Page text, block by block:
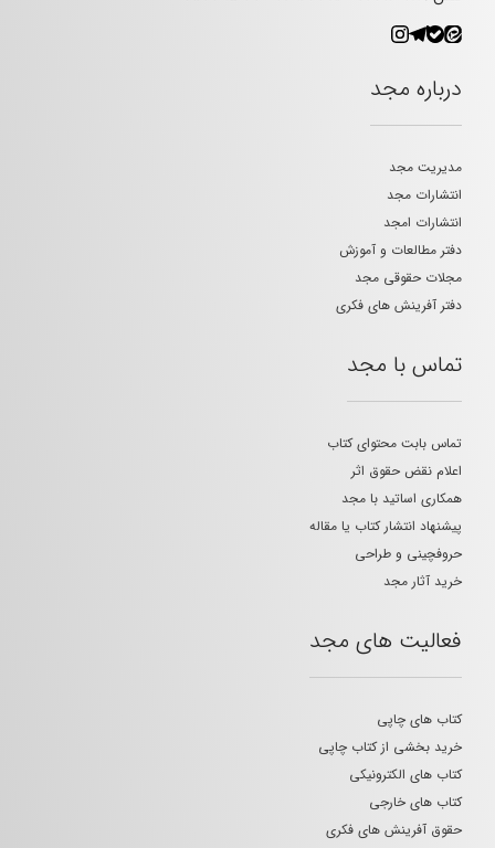
درباره مجد
مدیریت مجد
انتشارات مجد
انتشارات امجد
دفتر مطالعات و آموزش
مجلات حقوقی مجد
دفتر آفرینش های فکری
تماس با مجد
تماس بابت محتوای کتاب
اعلام نقض حقوق اثر
همکاری اساتید با مجد
پیشنهاد انتشار کتاب یا مقاله
حروفچینی و طراحی
خرید آثار مجد
فعالیت های مجد
کتاب های چاپی
خرید بخشی از کتاب چاپی
کتاب های الکترونیکی
کتاب های خارجی
حقوق آفرینش های فکری